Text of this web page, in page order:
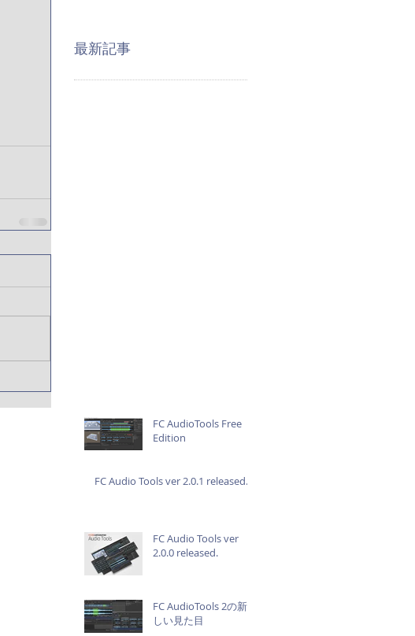
最新記事
FC AudioTools Free
Edition
FC Audio Tools ver 2.0.1 released.
FC Audio Tools ver
2.0.0 released.
FC AudioTools 2の新
しい見た目